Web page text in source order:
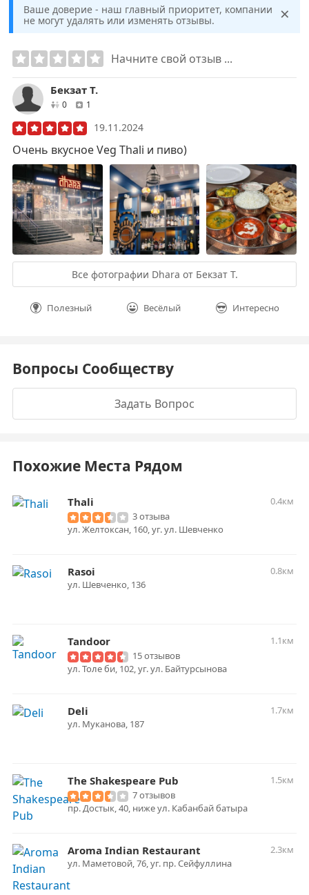
Ваше доверие - наш главный приоритет, компании
не могут удалять или изменять отзывы.
×
Начните свой отзыв ...
Бекзат Т.
0друзей1
19.11.2024
Очень вкусное Veg Thali и пиво)
Все фотографии Dhara от Бекзат Т.
Полезный Весёлый Интересно
Вопросы Сообществу
Задать Вопрос
Похожие Места Рядом
Thali
0.4км
3 отзыва
ул. Желтоксан, 160, уг. ул. Шевченко
Rasoi
0.8км
ул. Шевченко, 136
Tandoor
1.1км
15 отзывов
ул. Толе би, 102, уг. ул. Байтурсынова
Deli
1.7км
ул. Муканова, 187
The Shakespeare Pub
1.5км
7 отзывов
пр. Достык, 40, ниже ул. Кабанбай батыра
Aroma Indian Restaurant
2.3км
ул. Маметовой, 76, уг. пр. Сейфуллина